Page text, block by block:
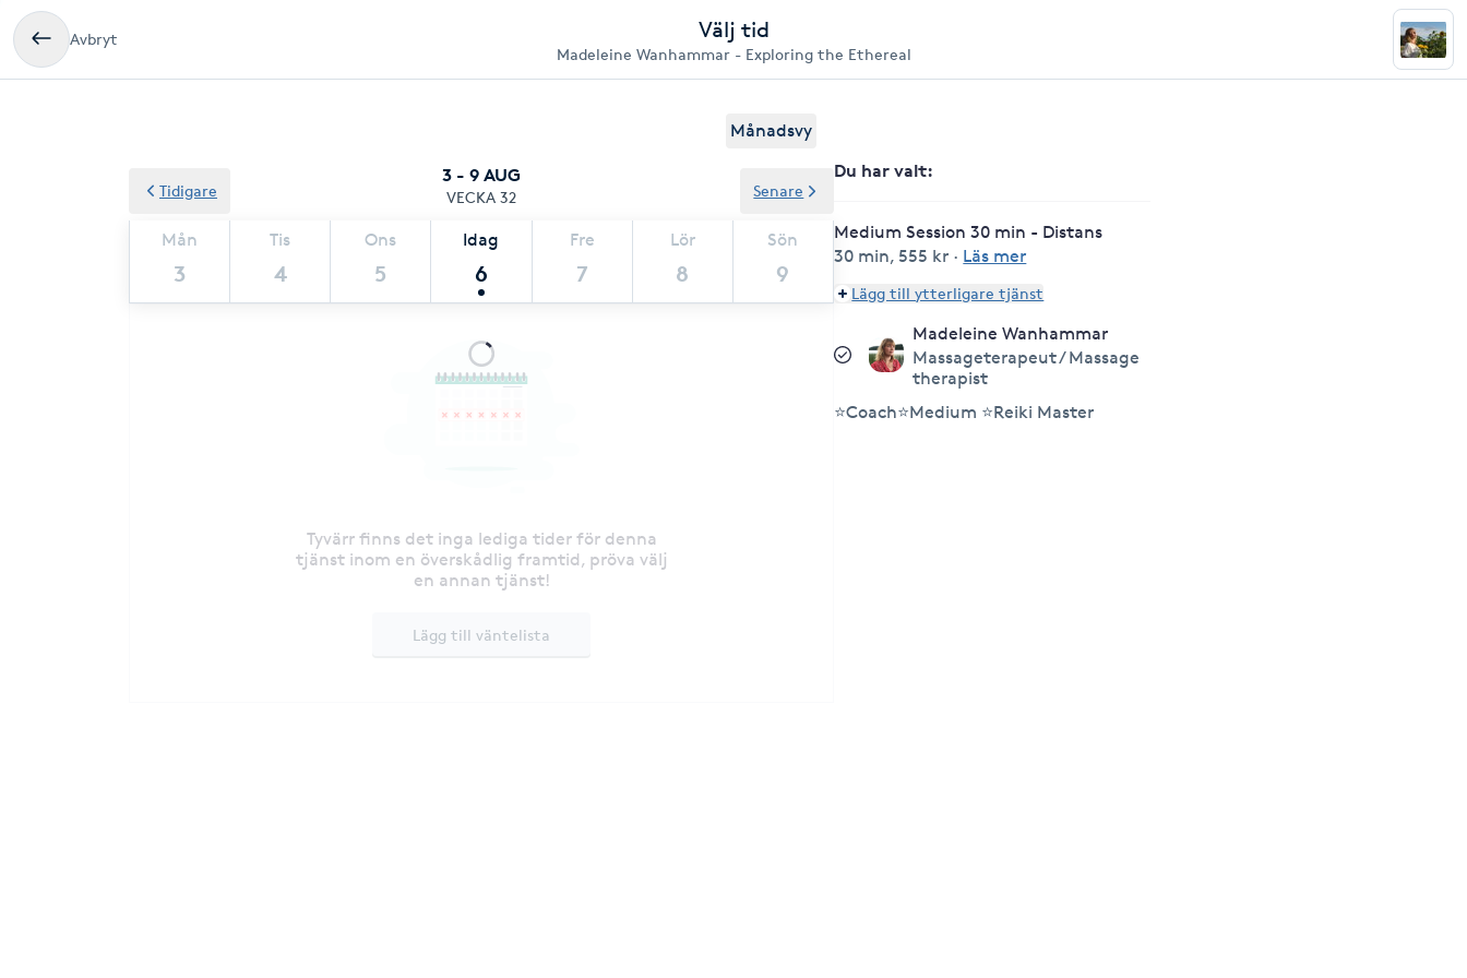
Avbryt Välj tid
Madeleine Wanhammar - Exploring the Ethereal
Månadsvy
3 - 9 AUG
VECKA 32
Mån
3
Tis
4
Ons
5
Idag
6
Fre
7
Lör
8
Sön
9
Tidigare Senare
Tyvärr finns det inga lediga tider för denna
tjänst inom en överskådlig framtid, pröva välj
en annan tjänst!
Lägg till väntelista
Du har valt:
Medium Session 30 min - Distans
30 min, 555 kr · Läs mer
Lägg till ytterligare tjänst
Madeleine Wanhammar
Massageterapeut / Massage
therapist
⭐Coach⭐Medium ⭐Reiki Master